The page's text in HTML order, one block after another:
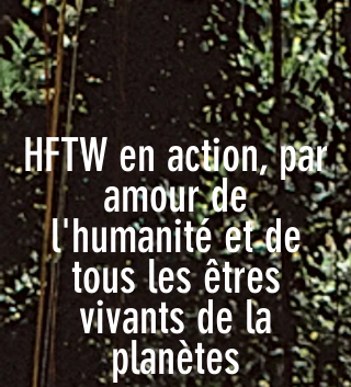
HFTW en action, par
amour de
l'humanité et de
tous les êtres
vivants de la
planètes